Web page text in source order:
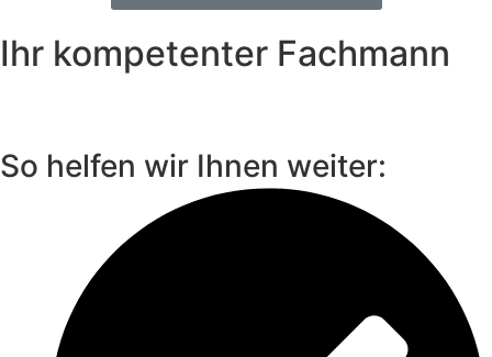
Ihr kompetenter Fachmann
So helfen wir Ihnen weiter: